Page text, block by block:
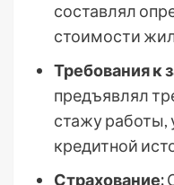
составлял
стоимости
Требования к
предъявлял
стажу работы,
кредитной
Страхование: